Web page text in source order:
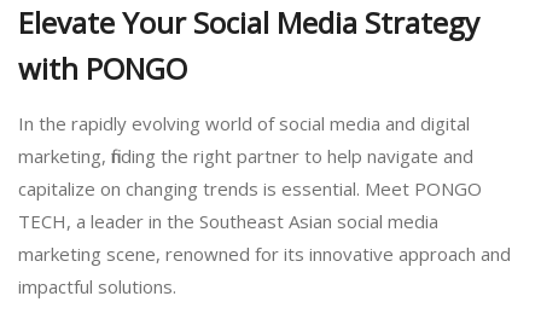
Elevate Your Social Media Strategy
with PONGO
In the rapidly evolving world of social media and digital
marketing, finding the right partner to help navigate and
capitalize on changing trends is essential. Meet PONGO
TECH, a leader in the Southeast Asian social media
marketing scene, renowned for its innovative approach and
impactful solutions.